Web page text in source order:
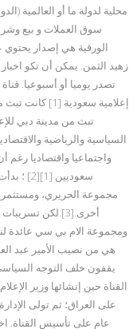
محلية لدولة ما أو العالمية
سوق العملات و بيع
الورقية هي إصدار يحتوي
زهيد الثمن. يمكن أن تكو
تصدر يوميا أو أسبوعيا.
إعلامية
تبث من مدينة دبي
السياسية والرياضية
واجتماعيا واقتصاديا رغم
أخرى.[3].لكن
هي من نصيب الأمير عبد
القناة حين إنشائها وزير
على العراق؛ ثم تولى
عام على تأسيس القناة.